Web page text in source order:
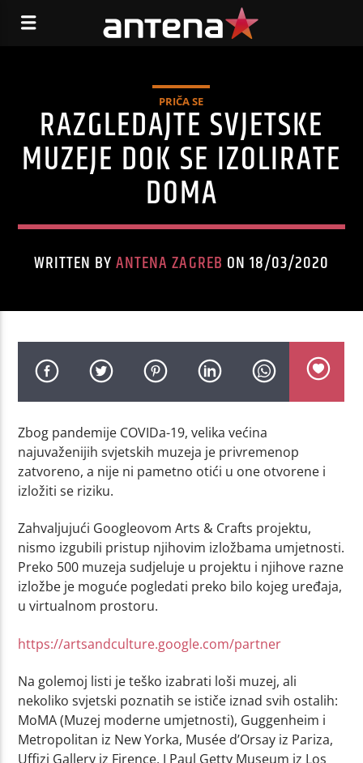
PRIČA SE
RAZGLEDAJTE SVJETSKE
MUZEJE DOK SE IZOLIRATE
DOMA
WRITTEN BYANTENA ZAGREB ON 18/03/2020
Zbog pandemije COVIDa-19, velika većina
najuvaženijih svjetskih muzeja je privremenop
zatvoreno, a nije ni pametno otići u one otvorene i
izložiti se riziku.
Zahvaljujući Googleovom Arts & Crafts projektu,
nismo izgubili pristup njihovim izložbama umjetnosti.
Preko 500 muzeja sudjeluje u projektu i njihove razne
izložbe je moguće pogledati preko bilo kojeg uređaja,
u virtualnom prostoru.
https://artsandculture.google.com/partner
Na golemoj listi je teško izabrati loši muzej, ali
nekoliko svjetski poznatih se ističe iznad svih ostalih:
MoMA (Muzej moderne umjetnosti), Guggenheim i
Metropolitan iz New Yorka, Musée d’Orsay iz Pariza,
Uffizi Gallery iz Firence, J Paul Getty Museum iz Los